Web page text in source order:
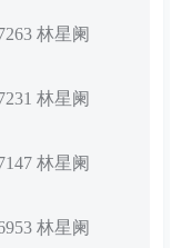
林星阑
林星阑
林星阑
林星阑